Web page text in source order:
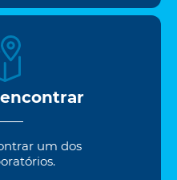
um dos